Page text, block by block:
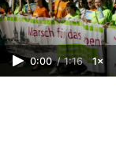
0:00 / 1:16 1×